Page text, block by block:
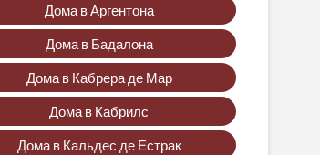
Дома в Аргентона
Дома в Бадалона
Дома в Кабрера де Мар
Дома в Кабрилс
Дома в Кальдес де Естрак